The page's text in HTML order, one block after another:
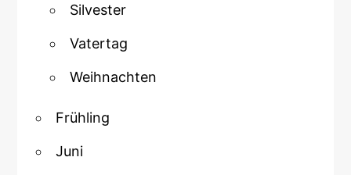
Silvester
Vatertag
Weihnachten
Frühling
Juni